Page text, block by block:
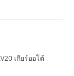
เกียร์ออโต้